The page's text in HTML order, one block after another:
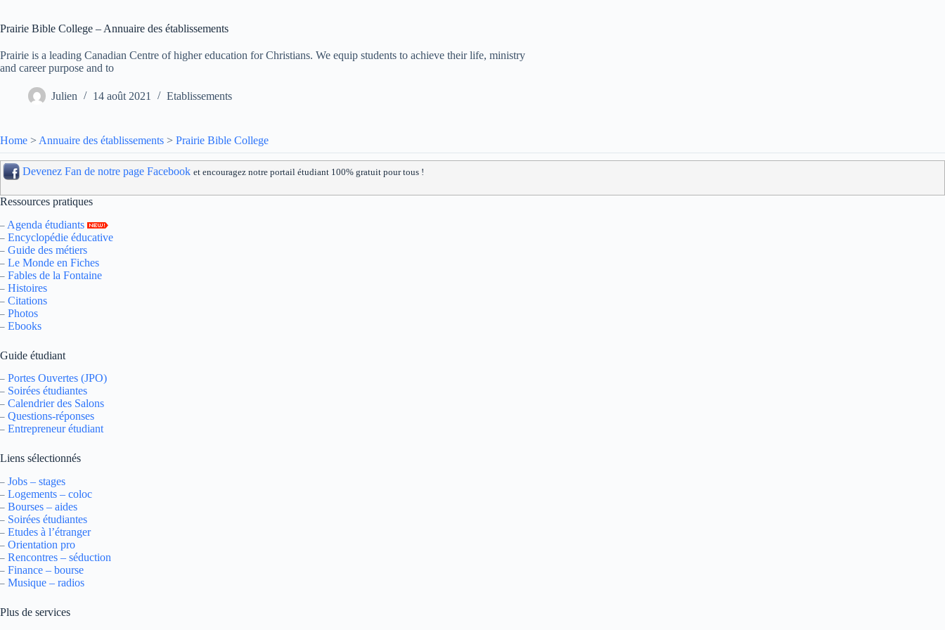
Prairie Bible College – Annuaire des établissements
Prairie is a leading Canadian Centre of higher education for Christians. We equip students to achieve their life, ministry
and career purpose and to
Julien 14 août 2021 Etablissements
Home > Annuaire des établissements > Prairie Bible College
Devenez Fan de notre page Facebook et encouragez notre portail étudiant 100% gratuit pour tous !
Ressources pratiques
– Agenda étudiants
– Encyclopédie éducative
– Guide des métiers
– Le Monde en Fiches
– Fables de la Fontaine
– Histoires
– Citations
– Photos
– Ebooks
Guide étudiant
– Portes Ouvertes (JPO)
– Soirées étudiantes
– Calendrier des Salons
– Questions-réponses
– Entrepreneur étudiant
Liens sélectionnés
– Jobs – stages
– Logements – coloc
– Bourses – aides
– Soirées étudiantes
– Etudes à l’étranger
– Orientation pro
– Rencontres – séduction
– Finance – bourse
– Musique – radios
Plus de services